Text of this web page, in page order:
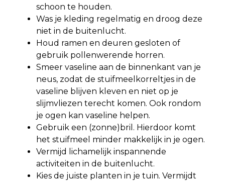
schoon te houden.
Was je kleding regelmatig en droog deze
niet in de buitenlucht.
Houd ramen en deuren gesloten of
gebruik pollenwerende horren.
Smeer vaseline aan de binnenkant van je
neus, zodat de stuifmeelkorreltjes in de
vaseline blijven kleven en niet op je
slijmvliezen terecht komen. Ook rondom
je ogen kan vaseline helpen.
Gebruik een (zonne)bril. Hierdoor komt
het stuifmeel minder makkelijk in je ogen.
Vermijd lichamelijk inspannende
activiteiten in de buitenlucht.
Kies de juiste planten in je tuin. Vermijdt